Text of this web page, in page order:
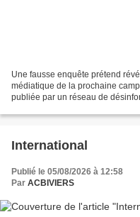
Une fausse enquête prétend
médiatique de la prochaine
publiée par un réseau de
International
Publié le 05/08/2026 à 12:58
Par ACBIVIERS